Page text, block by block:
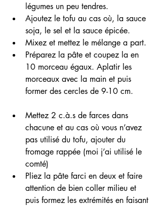
légumes un peu tendres.
Ajoutez le tofu au cas où, la sauce
soja, le sel et la sauce épicée.
Mixez et mettez le mélange a part.
Préparez la pâte et coupez la en
10 morceau égaux. Aplatir les
morceaux avec la main et puis
former des cercles de 9-10 cm.
Mettez 2 c.à.s de farces dans
chacune et au cas où vous n’avez
pas utilisé du tofu, ajouter du
fromage rappée (moi j’ai utilisé le
comté)
Pliez la pâte farci en deux et faire
attention de bien coller milieu et
puis formez les extrémités en faisant